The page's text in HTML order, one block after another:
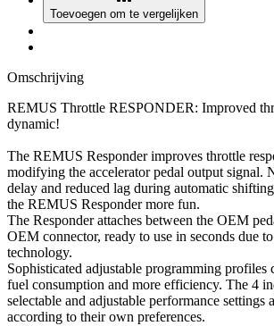
Toevoegen om te vergelijken
Omschrijving
REMUS Throttle RESPONDER: Improved
dynamic!
The REMUS Responder improves throttle
modifying the accelerator pedal output signal.
delay and reduced lag during automatic
the REMUS Responder more fun.
The Responder attaches between the OEM
OEM connector, ready to use in seconds due
technology.
Sophisticated adjustable programming profiles
fuel consumption and more efficiency. The 4
selectable and adjustable performance settings
according to their own preferences.